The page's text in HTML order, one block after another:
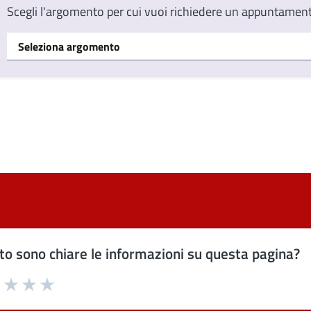
Scegli l'argomento per cui vuoi richiedere un
sono chiare le informazioni su questa pagina?
Valuta 4 stelle su 5
Valuta 3 stelle su 5
Valuta 2 stelle su 5
1 stelle su 5